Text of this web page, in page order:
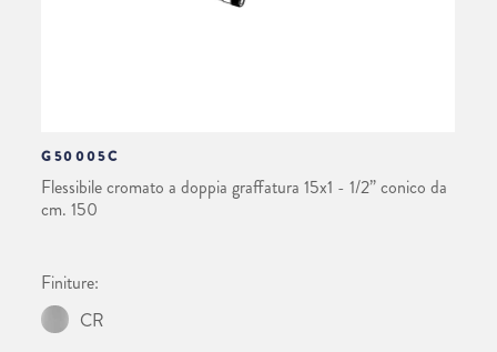
G50005C
Flessibile cromato a doppia graffatura 15x1 - 1/2” conico da
cm. 150
Finiture:
CR